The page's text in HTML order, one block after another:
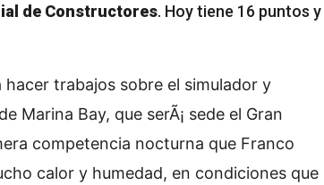
de Constructores. Hoy tiene 16 puntos y
hacer trabajos sobre el simulador y
Marina Bay, que serÃ¡ sede el Gran
competencia nocturna que Franco
calor y humedad, en condiciones que